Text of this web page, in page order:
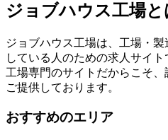
ジョブハウス工場と
ジョブハウス工場は、工場・
している人のための求人サイト
工場専門のサイトだからこそ
ご提供しております。
おすすめのエリア